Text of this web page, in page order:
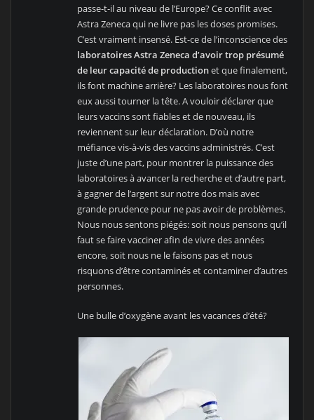
passe-t-il au niveau de l’Europe? Ce conflit avec
Astra Zeneca qui ne livre pas les doses promises.
C’est vraiment insensé. Est-ce de l’inconscience des
laboratoires Astra Zeneca d’avoir trop présumé
de leur capacité de productionet que finalement,
ils font machine arrière? Les laboratoires nous font
eux aussi tourner la tête. A vouloir déclarer que
leurs vaccins sont fiables et de nouveau, ils
reviennent sur leur déclaration. D’où notre
méfiance vis-à-vis des vaccins administrés. C’est
juste d’une part, pour montrer la puissance des
laboratoires à avancer la recherche et d’autre part,
à gagner de l’argent sur notre dos mais avec
grande prudence pour ne pas avoir de problèmes.
Nous nous sentons piégés: soit nous pensons qu’il
faut se faire vacciner afin de vivre des années
encore, soit nous ne le faisons pas et nous
risquons d’être contaminés et contaminer d’autres
personnes.
Une bulle d’oxygène avant les vacances d’été?